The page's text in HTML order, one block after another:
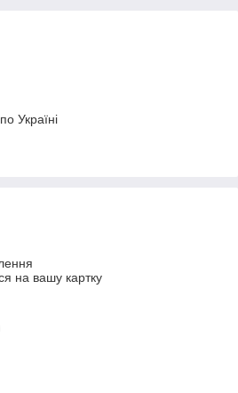
Україні
на вашу картку